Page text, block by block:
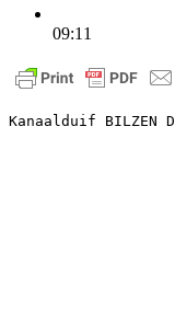
09:11
Kanaalduif BILZEN